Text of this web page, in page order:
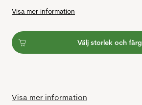
Visa mer information
Välj storlek och färg
Visa mer information